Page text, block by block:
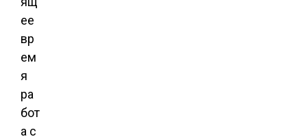
ее
вр
ем
я
ра
бот
а с